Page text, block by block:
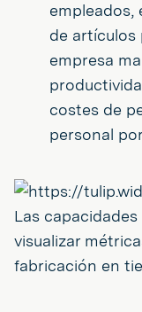
empleados,
de artículos
empresa
costes de
personal
Las
visualizar
fabricación en